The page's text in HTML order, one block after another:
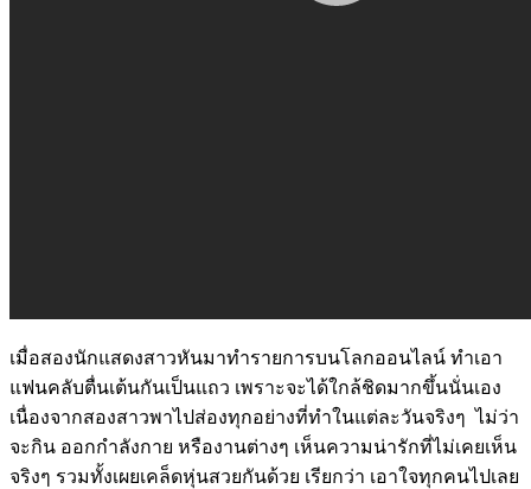
เมื่อสองนักแสดงสาวหันมาทำรายการบนโลกออนไลน์ ทำเอา
แฟนคลับตื่นเต้นกันเป็นแถว เพราะจะได้ใกล้ชิดมากขึ้นนั่นเอง
เนื่องจากสองสาวพาไปส่องทุกอย่างที่ทำในแต่ละวันจริงๆ ไม่ว่า
จะกิน ออกกำลังกาย หรืองานต่างๆ เห็นความน่ารักที่ไม่เคยเห็น
จริงๆ รวมทั้งเผยเคล็ดหุ่นสวยกันด้วย เรียกว่า เอาใจทุกคนไปเลย